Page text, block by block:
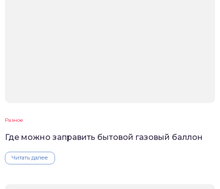
Разное
Где можно заправить бытовой газовый баллон
Читать далее